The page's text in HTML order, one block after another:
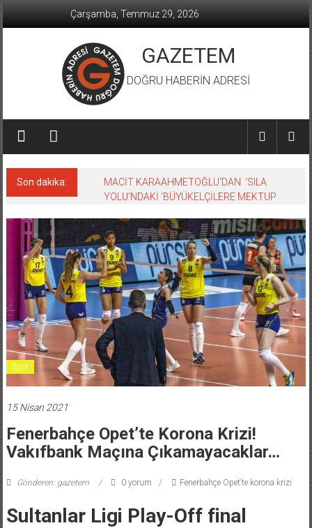
Çarşamba, Temmuz 29, 2026
GAZETEM
DOĞRU HABERİN ADRESİ
Son dakika:
MACİT KARAAHMETOĞLU’DAN ‘SILA
YOLU’NDAKİ ’BÜYÜKELÇİLERE MEKTUP
Spor
15 Nisan 2021
Fenerbahçe Opet’te Korona Krizi!
Vakıfbank Maçına Çıkamayacaklar…
Gönderen: gazetem 0 yorum Fenerbahçe Opet’te korona krizi
Sultanlar Ligi Play-Off final